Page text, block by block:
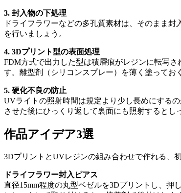
3. 封入物の下処理
ドライフラワーなどの多孔質素材は、そのまま
を行いましょう。
4. 3Dプリント型の表面処理
FDM方式で出力した型は積層痕がレジンに転写
す。離型剤（シリコンスプレー）を薄く塗ってお
5. 硬化不良の防止
UVライトの照射時間は規定より少し長めにする
させた後にひっくり返して裏面にも照射するとし
作品アイデア3選
3DプリントとUVレジンの組み合わせで作れる、
ドライフラワー封入ピアス
直径15mm程度の丸型ベゼルを3Dプリントし、